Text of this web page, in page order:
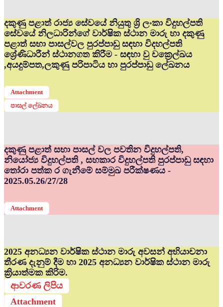
දකුණු පළාත් රාජ්‍ය සේවයේ නියුතු ශ්‍රි ලංකා විදුහල්පති
සේවයේ නිලධාරින්ගේ වාර්ෂික ස්ථාන මාරු හා දකුණු
පළාත් සභා පාසල්වල පුරප්පාඩු සඳහා විදහල්පති
ශ්‍රේණිධාරීන් ස්ථානගත කිරීම - සඳහා වු චක්‍රෙල්ඛය
,අයදුම්පත,ලකුණු පරිපාටිය හා පුරප්පාඩු ලේඛනය
Attachment
පාසල් ලේඛනය
දකුණු පළාත් සභා පාසල් වල පවතින විදුහල්පති,
නියෝජ්‍ය විදුහල්පති , සහකාර විදුහල්පති පුරප්පාඩු සඳහා
තෝරා පත්ක ර ගැනීමේ සම්මුඛ පරීක්ෂණය -
2025.05.26/27/28
Attachment
2025 අනධ්‍යන වාර්ෂික ස්ථාන මාරු අවසන් අභියාචනා
තීරණ දැනුම් දීම හා 2025 අනධ්‍යන වාර්ෂික ස්ථාන මාරු
ක්‍රියාත්මක කිරිම.
ආවරණ ලිපිය
Attachment